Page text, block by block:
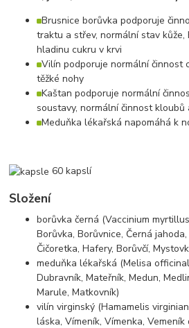
Brusnice borůvka podporuje
traktu a střev, normální stav
hladinu cukru v krvi
Vilín podporuje normální činnost
těžké nohy
Kaštan podporuje normální
soustavy, normální činnost kloubů
Meduňka lékařská napomáhá k
60 kapslí
Složení
borůvka černá (Vaccinium
Borůvka, Borůvnice, Černá
Čičoretka, Hafery, Borůvčí,
meduňka lékařská (Melisa
Dubravník, Mateřník, Medun,
Marule, Matkovník)
vilín virginský (Hamamelis
láska, Vímeník, Vímenka,